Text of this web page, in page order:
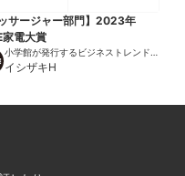
ッサージャー部門】2023年
家電大賞
小学館が発行するビジネストレンドマ
ガジン
イシザキH